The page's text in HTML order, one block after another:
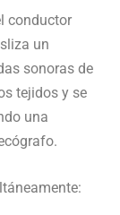
conductor
un
sonoras de
tejidos y se
una